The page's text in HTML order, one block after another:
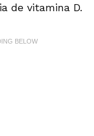
de vitamina D.
BELOW